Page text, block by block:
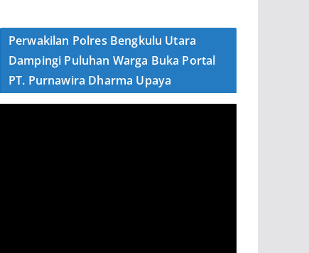
Perwakilan Polres Bengkulu Utara
Dampingi Puluhan Warga Buka Portal
PT. Purnawira Dharma Upaya